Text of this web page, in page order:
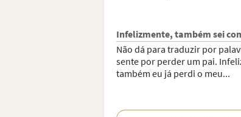
Infelizmente, também sei
Não dá para traduzir por
sente por perder um pai.
também eu já perdi o meu...